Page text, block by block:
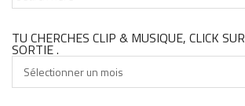
TU CHERCHES CLIP & MUSIQUE, CLICK
SORTIE .
cherches